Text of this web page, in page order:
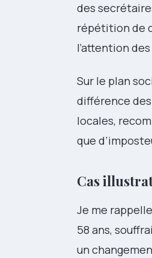
des
répétition de
l’attention
Sur le plan
différence
locales,
que
Cas
Je me
58 ans,
un